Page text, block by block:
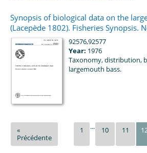
Synopsis of biological data on the
(Lacepède 1802). Fisheries Synopsis.
92576,92577
Year: 1976
Taxonomy, distribution,
largemouth bass.
«
Précédente
1 ... 10 11